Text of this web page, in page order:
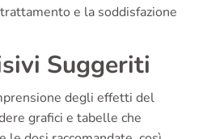
e la soddisfazione
Suggeriti
degli effetti del
grafici e tabelle che